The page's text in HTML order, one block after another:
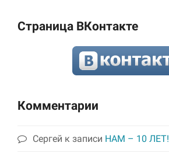
Страница ВКонтакте
Комментарии
Сергей к записи НАМ – 10 ЛЕТ!